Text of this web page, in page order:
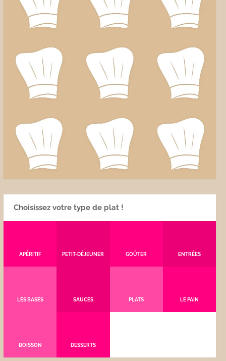
Choisissez votre type de plat !
APÉRITIF PETIT-DÉJEUNER GOÛTER ENTRÉES
LES BASES SAUCES PLATS LE PAIN
BOISSON DESSERTS